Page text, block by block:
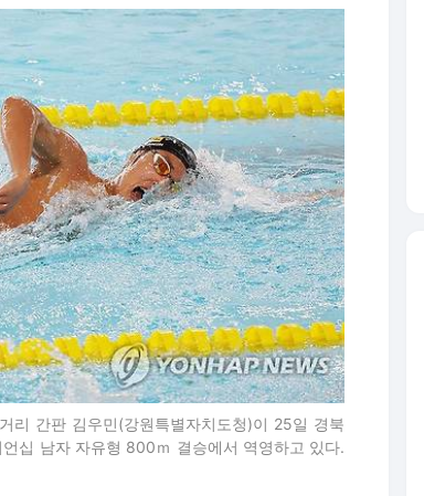
리 간판 김우민(강원특별자치도청)이 25일 경북
십 남자 자유형 800ｍ 결승에서 역영하고 있다.
우민은 크게 신경 쓰지 않았다.
이 A파이널을 뛰는 것이 옳다고 생각한
크게 신경 쓰지 않는다. 이번 대회는 결
으로 신경 쓰고 배워오는 것에 목적을